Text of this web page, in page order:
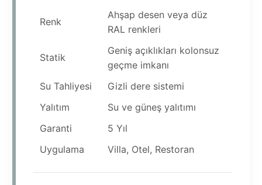
Renk
Ahşap desen veya düz
RAL renkleri
Statik
Geniş açıklıkları kolonsuz
geçme imkanı
Su Tahliyesi
Gizli dere sistemi
Yalıtım
Su ve güneş yalıtımı
Garanti
5 Yıl
Uygulama
Villa, Otel, Restoran